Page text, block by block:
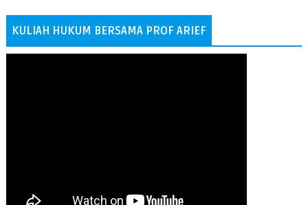
KULIAH HUKUM BERSAMA PROF ARIEF